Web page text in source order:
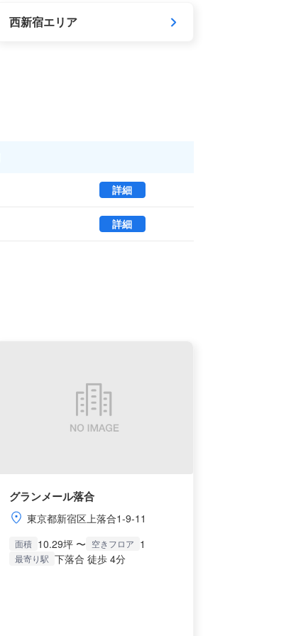
西新宿エリア
詳細北新宿君嶋ビル 12A (95.67㎡) ｜新
詳細｜新宿区 の賃貸オフィス・セット
グランメール落合
東京都新宿区上落合1-9-11
面積 10.29坪 〜 空きフロア 1
最寄り駅 下落合 徒歩 4分